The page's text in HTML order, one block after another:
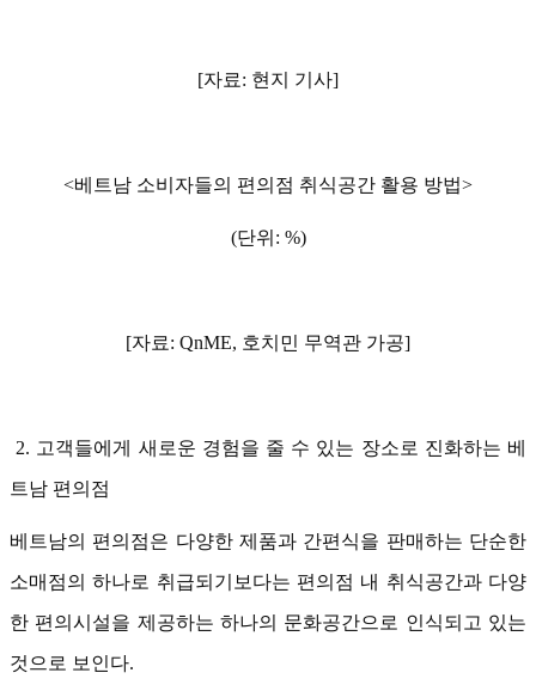
[자료: 현지 기사]
<베트남 소비자들의 편의점 취식공간 활용 방법>
(단위: %)
[자료: QnME, 호치민 무역관 가공]
2. 고객들에게 새로운 경험을 줄 수 있는 장소로 진화하는 베
트남 편의점
베트남의 편의점은 다양한 제품과 간편식을 판매하는 단순한
소매점의 하나로 취급되기보다는 편의점 내 취식공간과 다양
한 편의시설을 제공하는 하나의 문화공간으로 인식되고 있는
것으로 보인다.